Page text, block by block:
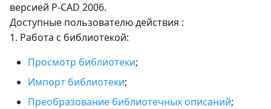
версией P-CAD 2006.
Доступные пользователю действия :
1. Работа с библиотекой:
Просмотр библиотеки;
Импорт библиотеки;
Преобразование библиотечных описаний;